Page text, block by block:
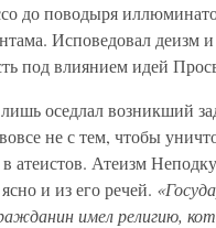
до поводыря
Исповедовал деизм
под влиянием идей
оседлал возникший
не с тем, чтобы
в атеистов. Атеизм
и из его речей.
имел религию,